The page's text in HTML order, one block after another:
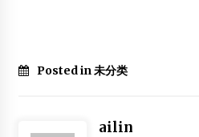
Posted in 未分类
ailin